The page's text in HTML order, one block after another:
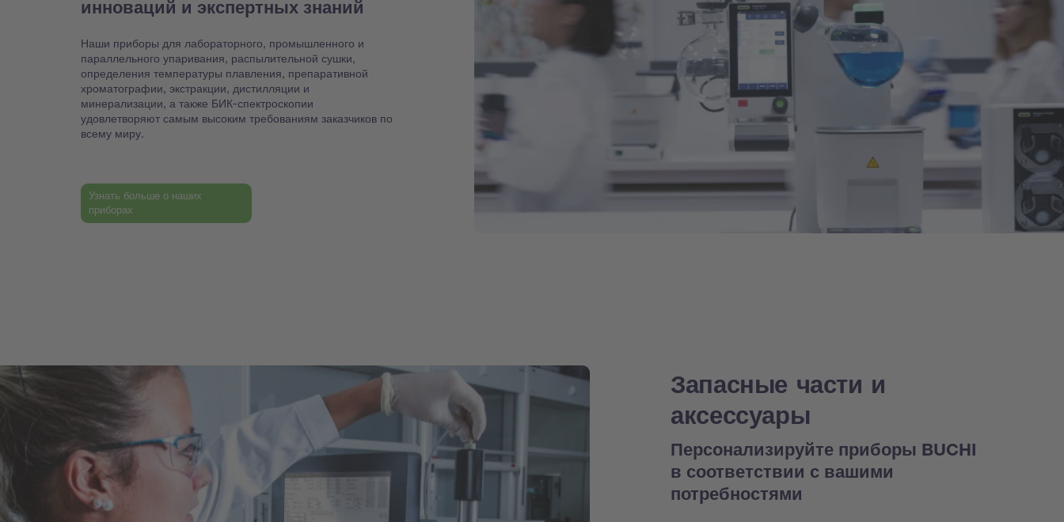
инноваций и экспертных знаний
Наши приборы для лабораторного, промышленного и
параллельного упаривания, распылительной сушки,
определения температуры плавления, препаративной
хроматографии, экстракции, дистилляции и
минерализации, а также БИК-спектроскопии
удовлетворяют самым высоким требованиям заказчиков по
всему миру.
Узнать больше о наших
приборах
Запасные части и
аксессуары
Персонализируйте приборы BUCHI
в соответствии с вашими
потребностями